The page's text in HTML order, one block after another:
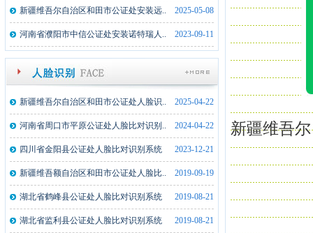
新疆维吾尔自治区和田市公证处安装远.. 2025-05-08
河南省濮阳市中信公证处安装诺特瑞人.. 2023-09-11
新疆维吾尔自治区和田市公证处人脸识.. 2025-04-22
河南省周口市平原公证处人脸比对识别.. 2024-04-22
四川省金阳县公证处人脸比对识别系统 2023-12-21
新疆维吾额自治区和田市公证处人脸比.. 2019-09-19
湖北省鹤峰县公证处人脸比对识别系统 2019-08-21
湖北省监利县公证处人脸比对识别系统 2019-08-21
湖北监利县公证处文件文件拍摄仪一体..
内蒙古额济纳旗公证处文件文件拍摄仪..
湖北武穴市公证处文件文件拍摄仪一体..
新疆维吾